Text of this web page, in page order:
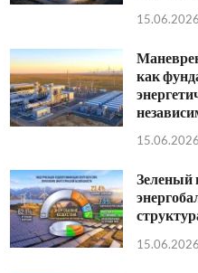
15.06.2026
как
15.06.2026
Зеленый
15.06.2026